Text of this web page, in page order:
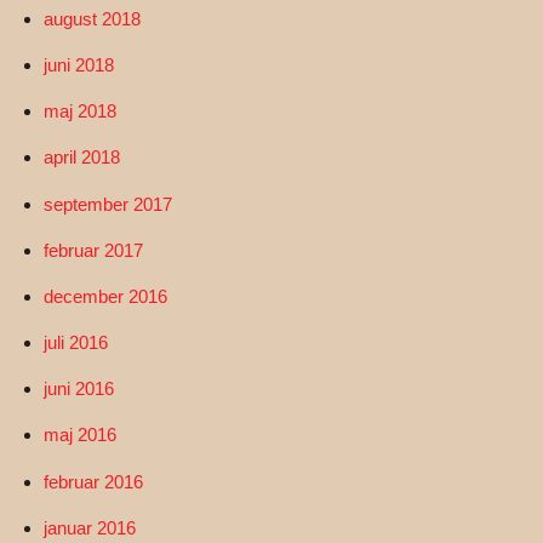
august 2018
juni 2018
maj 2018
april 2018
september 2017
februar 2017
december 2016
juli 2016
juni 2016
maj 2016
februar 2016
januar 2016